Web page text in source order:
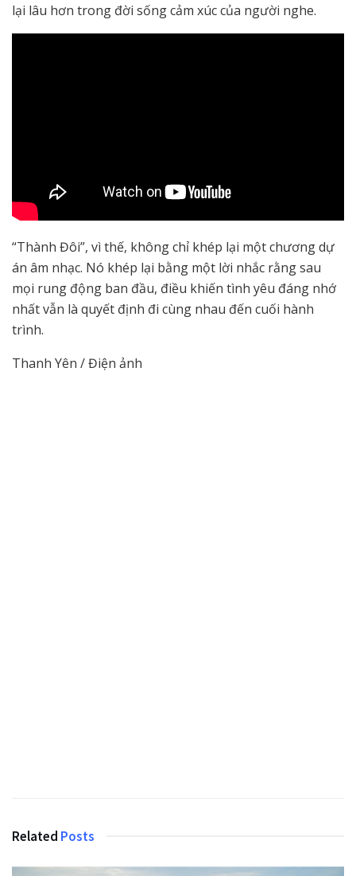
lại lâu hơn trong đời sống cảm xúc của người nghe.
“Thành Đôi”, vì thế, không chỉ khép lại một chương dự
án âm nhạc. Nó khép lại bằng một lời nhắc rằng sau
mọi rung động ban đầu, điều khiến tình yêu đáng nhớ
nhất vẫn là quyết định đi cùng nhau đến cuối hành
trình.
Thanh Yên / Điện ảnh
Related Posts